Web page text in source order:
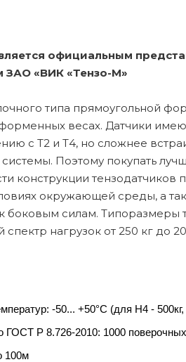
официальным
ЗАО «ВИК «Тензо-М»
типа прямоугольной
весах. Датчики
с Т2 и Т4, но сложнее
Поэтому покупать
конструкции тензодатчиков
окружающей среды, а
боковым силам. Типоразмеры
нагрузок от 250 кг до 20
-50... +50°С (для Н4 - 500кг,
ГОСТ Р 8.726-2010: 1000
100м